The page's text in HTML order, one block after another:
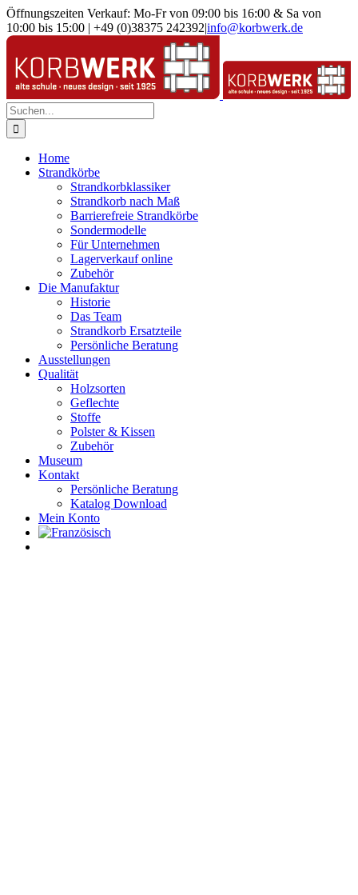
Zum
Inhalt
springen
Öffnungszeiten Verkauf: Mo-Fr von 09:00 bis 16:00 & Sa von
10:00 bis 15:00 | +49 (0)38375 242392|info@korbwerk.de
Suche
nach:
Home
Strandkörbe
Strandkorbklassiker
Strandkorb nach Maß
Barrierefreie Strandkörbe
Sondermodelle
Für Unternehmen
Lagerverkauf online
Zubehör
Die Manufaktur
Historie
Das Team
Strandkorb Ersatzteile
Persönliche Beratung
Ausstellungen
Qualität
Holzsorten
Geflechte
Stoffe
Polster & Kissen
Zubehör
Museum
Kontakt
Persönliche Beratung
Katalog Download
Mein Konto